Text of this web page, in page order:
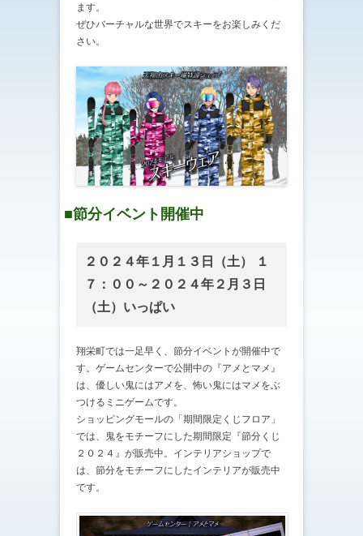
ます。
ぜひバーチャルな世界でスキーをお楽しみくだ
さい。
■節分イベント開催中
２０２４年１月１３日（土） １
７：００～２０２４年２月３日
（土）いっぱい
翔栄町では一足早く、節分イベントが開催中で
す。ゲームセンターで公開中の『アメとマメ』
は、優しい鬼にはアメを、怖い鬼にはマメをぶ
つけるミニゲームです。
ショッピングモールの「期間限定くじフロア」
では、鬼をモチーフにした期間限定『節分くじ
２０２４』が販売中。インテリアショップで
は、節分をモチーフにしたインテリアが販売中
です。